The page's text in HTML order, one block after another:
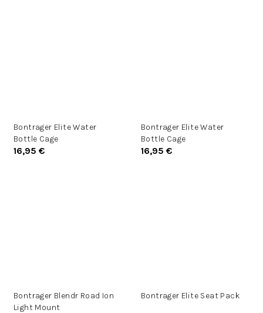
Bontrager Elite Water
Bottle Cage
16,95 €
Bontrager Elite Water
Bottle Cage
16,95 €
Bontrager Blendr Road Ion
Light Mount
Bontrager Elite Seat Pack